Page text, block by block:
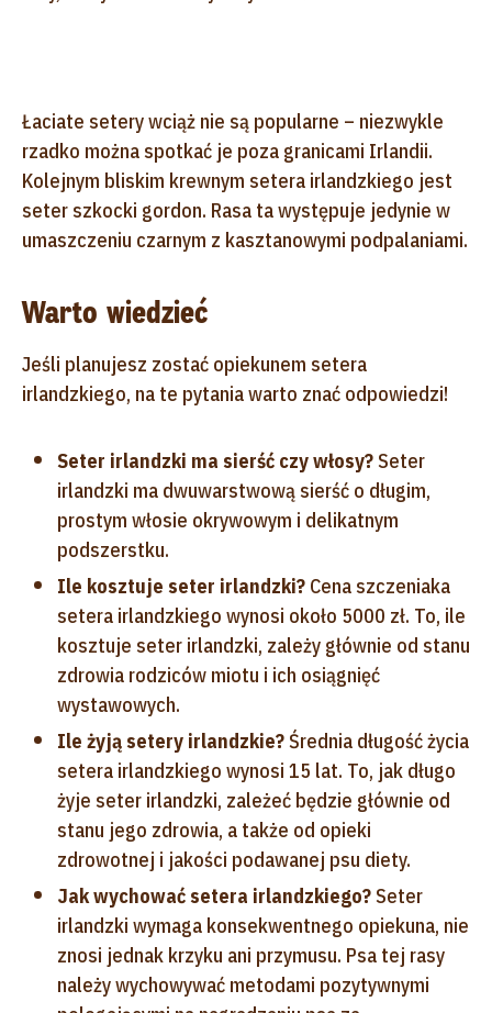
Łaciate setery wciąż nie są popularne – niezwykle
rzadko można spotkać je poza granicami Irlandii.
Kolejnym bliskim krewnym setera irlandzkiego jest
seter szkocki gordon. Rasa ta występuje jedynie w
umaszczeniu czarnym z kasztanowymi podpalaniami.
Warto wiedzieć
Jeśli planujesz zostać opiekunem setera
irlandzkiego, na te pytania warto znać odpowiedzi!
Seter irlandzki ma sierść czy włosy? Seter
irlandzki ma dwuwarstwową sierść o długim,
prostym włosie okrywowym i delikatnym
podszerstku.
Ile kosztuje seter irlandzki? Cena szczeniaka
setera irlandzkiego wynosi około 5000 zł. To, ile
kosztuje seter irlandzki, zależy głównie od stanu
zdrowia rodziców miotu i ich osiągnięć
wystawowych.
Ile żyją setery irlandzkie?Średnia długość życia
setera irlandzkiego wynosi 15 lat. To, jak długo
żyje seter irlandzki, zależeć będzie głównie od
stanu jego zdrowia, a także od opieki
zdrowotnej i jakości podawanej psu diety.
Jak wychować setera irlandzkiego? Seter
irlandzki wymaga konsekwentnego opiekuna, nie
znosi jednak krzyku ani przymusu. Psa tej rasy
należy wychowywać metodami pozytywnymi